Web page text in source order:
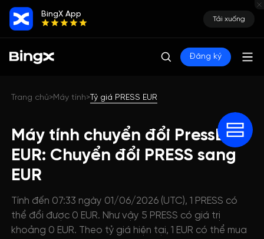
BingX App
Tải xuống
Đăng ký
Trang chủ>Máy tính>Tỷ giá PRESS EUR
Máy tính chuyển đổi PressDog
EUR: Chuyển đổi PRESS sang
EUR
Tính đến 07:33 ngày 01/06/2026 (UTC), 1 PRESS có
thể đổi được 0 EUR. Như vậy 5 PRESS có giá trị
khoảng 0 EUR. Theo tỷ giá hiện tại, 1 EUR có thể mua